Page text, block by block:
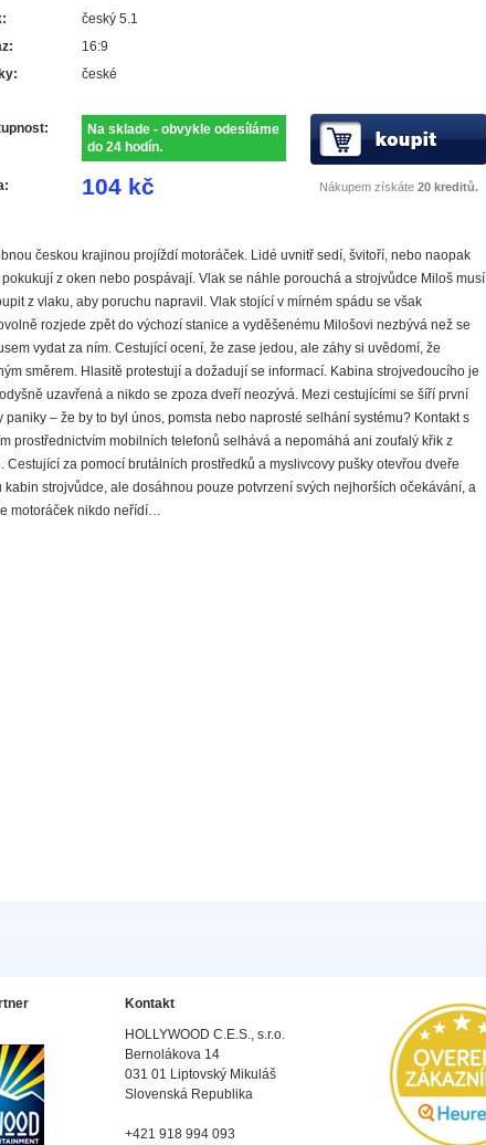
český 5.1
16:9
české
Na sklade - obvykle odesíláme
do 24 hodín.
104 kč Nákupem získáte 20 kreditů.
českou krajinou projíždí motoráček. Lidé uvnitř sedí, švitoří, nebo naopak
pokukují z oken nebo pospávají. Vlak se náhle porouchá a strojvůdce Miloš musí
z vlaku, aby poruchu napravil. Vlak stojící v mírném spádu se však
rozjede zpět do výchozí stanice a vyděšenému Milošovi nezbývá než se
vydat za ním. Cestující ocení, že zase jedou, ale záhy si uvědomí, že
směrem. Hlasitě protestují a dožadují se informací. Kabina strojvedoucího je
uzavřená a nikdo se zpoza dveří neozývá. Mezi cestujícími se šíří první
paniky – že by to byl únos, pomsta nebo naprosté selhání systému? Kontakt s
prostřednictvím mobilních telefonů selhává a nepomáhá ani zoufalý křik z
Cestující za pomocí brutálních prostředků a myslivcovy pušky otevřou dveře
kabin strojvůdce, ale dosáhnou pouze potvrzení svých nejhorších očekávání, a
motoráček nikdo neřídí…
Kontakt
HOLLYWOOD C.E.S., s.r.o.
Bernolákova 14
031 01 Liptovský Mikuláš
Slovenská Republika
+421 918 994 093